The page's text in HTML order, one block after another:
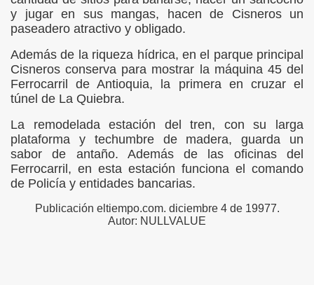
y jugar en sus mangas, hacen de Cisneros un
paseadero atractivo y obligado.
Además de la riqueza hídrica, en el parque principal
Cisneros conserva para mostrar la máquina 45 del
Ferrocarril de Antioquia, la primera en cruzar el
túnel de La Quiebra.
La remodelada estación del tren, con su larga
plataforma y techumbre de madera, guarda un
sabor de antaño. Además de las oficinas del
Ferrocarril, en esta estación funciona el comando
de Policía y entidades bancarias.
Publicación eltiempo.com. diciembre 4 de 19977.
Autor: NULLVALUE
de Barbosa
2